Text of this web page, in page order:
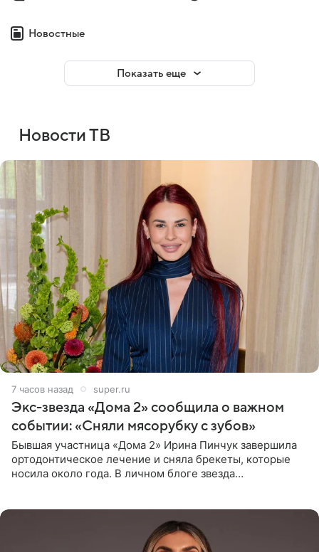
Новостные
Показать еще
Новости ТВ
7 часов назад super.ru
Экс-звезда «Дома 2» сообщила о важном
событии: «Сняли мясорубку с зубов»
Бывшая участница «Дома 2» Ирина Пинчук завершила
ортодонтическое лечение и сняла брекеты, которые
носила около года. В личном блоге звезда